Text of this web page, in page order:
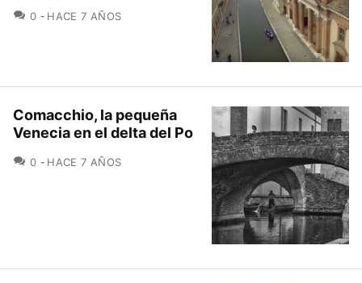
0 COMENTARIOS
HACE 7 AÑOS
Comacchio, la pequeña
Venecia en el delta del Po
0 COMENTARIOS
HACE 7 AÑOS